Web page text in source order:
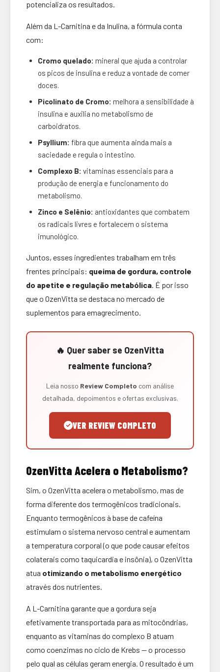
potencializa os resultados.
Além da L-Carnitina e da Inulina, a fórmula conta
com:
Cromo quelado: mineral que ajuda a controlar
os picos de insulina e reduz a vontade de comer
doces.
Picolinato de Cromo: melhora a sensibilidade à
insulina e auxilia no metabolismo de
carboidratos.
Psyllium: fibra que aumenta ainda mais a
saciedade e regula o intestino.
Complexo B: vitaminas essenciais para a
produção de energia e funcionamento do
metabolismo.
Zinco e Selênio: antioxidantes que combatem
os radicais livres e fortalecem o sistema
imunológico.
Juntos, esses ingredientes trabalham em três
frentes principais: queima de gordura, controle
do apetite e regulação metabólica. É por isso
que o OzenVitta se destaca no mercado de
suplementos para emagrecimento.
🔥 Quer saber se OzenVitta
realmente funciona?
Leia nosso Review Completo com análise
detalhada, depoimentos e ofertas exclusivas.
VER REVIEW COMPLETO
OzenVitta Acelera o Metabolismo?
Sim, o OzenVitta acelera o metabolismo, mas de
forma diferente dos termogênicos tradicionais.
Enquanto termogênicos à base de cafeína
estimulam o sistema nervoso central e aumentam
a temperatura corporal (o que pode causar efeitos
colaterais como taquicardia e insônia), o OzenVitta
atua otimizando o metabolismo energético
através dos nutrientes.
A L-Carnitina garante que a gordura seja
efetivamente transportada para as mitocôndrias,
enquanto as vitaminas do complexo B atuam
como coenzimas no ciclo de Krebs — o processo
pelo qual as células geram energia. O resultado é um